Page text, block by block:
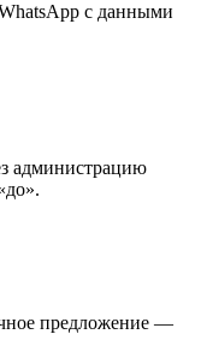
с данными
администрацию
предложение —